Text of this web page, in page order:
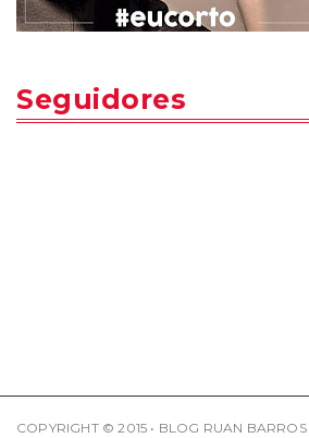
Seguidores
COPYRIGHT © 2015 • BLOG RUAN BARROS